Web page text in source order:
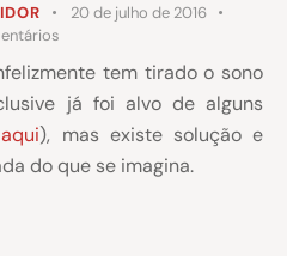
20 de julho de 2016
tem tirado o sono
já foi alvo de alguns
), mas existe solução e
do que se imagina.